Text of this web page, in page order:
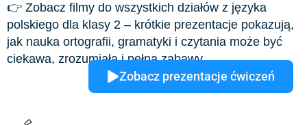
👉 Zobacz filmy do wszystkich działów z języka
polskiego dla klasy 2 – krótkie prezentacje pokazują,
jak nauka ortografii, gramatyki i czytania może być
ciekawa, zrozumiała i pełna zabawy.
Zobacz prezentacje ćwiczeń